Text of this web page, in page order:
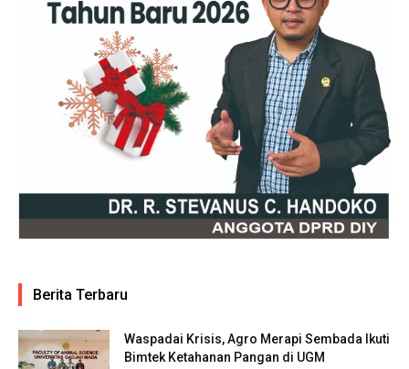
Berita Terbaru
Waspadai Krisis, Agro Merapi Sembada Ikuti
Bimtek Ketahanan Pangan di UGM